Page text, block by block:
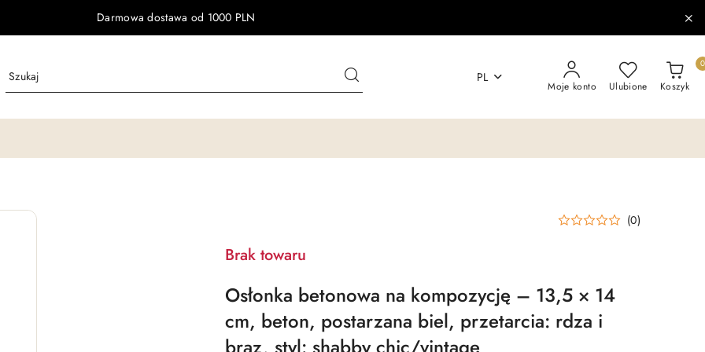
Darmowa dostawa od 1000 PLN
PL
Moje konto Ulubione Koszyk
0
(0)
Brak towaru
Osłonka betonowa na kompozycję – 13,5 × 14
cm, beton, postarzana biel, przetarcia: rdza i